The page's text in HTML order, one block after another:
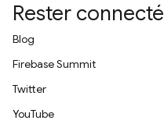
Rester connecté
Blog
Firebase Summit
Twitter
YouTube